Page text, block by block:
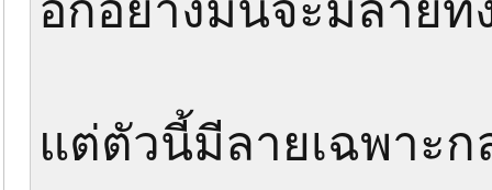
อีกอย่างมันจะมีลายทั้
แต่ตัวนี้มีลายเฉพาะก